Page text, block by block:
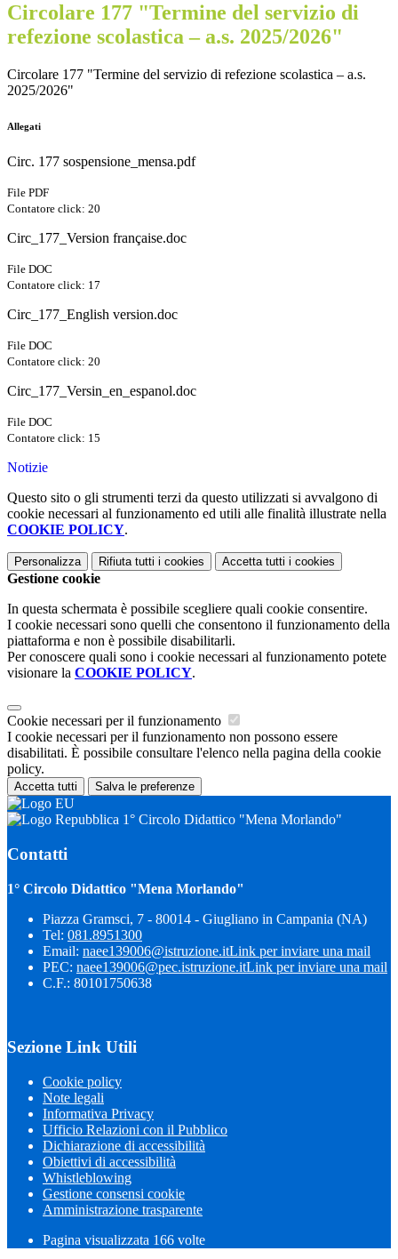
Circolare 177 "Termine del servizio di
refezione scolastica – a.s. 2025/2026"
Circolare 177 "Termine del servizio di refezione scolastica – a.s.
2025/2026"
Allegati
Circ. 177 sospensione_mensa.pdf
File PDF
Contatore click: 20
Circ_177_Version française.doc
File DOC
Contatore click: 17
Circ_177_English version.doc
File DOC
Contatore click: 20
Circ_177_Versin_en_espanol.doc
File DOC
Contatore click: 15
Notizie
Questo sito o gli strumenti terzi da questo utilizzati si avvalgono di
cookie necessari al funzionamento ed utili alle finalità illustrate nella
COOKIE POLICY.
Personalizza Rifiuta tutti i cookies Accetta tutti i cookies
Gestione cookie
In questa schermata è possibile scegliere quali cookie consentire.
I cookie necessari sono quelli che consentono il funzionamento della
piattaforma e non è possibile disabilitarli.
Per conoscere quali sono i cookie necessari al funzionamento potete
visionare la COOKIE POLICY.
Cookie necessari per il funzionamento
I cookie necessari per il funzionamento non possono essere
disabilitati. È possibile consultare l'elenco nella pagina della cookie
policy.
Accetta tutti Salva le preferenze
1° Circolo Didattico "Mena Morlando"
Contatti
1° Circolo Didattico "Mena Morlando"
Piazza Gramsci, 7 - 80014 - Giugliano in Campania (NA)
Tel: 081.8951300
Email: naee139006@istruzione.itLink per inviare una mail
PEC: naee139006@pec.istruzione.itLink per inviare una mail
C.F.: 80101750638
Sezione Link Utili
Cookie policy
Note legali
Informativa Privacy
Ufficio Relazioni con il Pubblico
Dichiarazione di accessibilità
Obiettivi di accessibilità
Whistleblowing
Gestione consensi cookie
Amministrazione trasparente
Pagina visualizzata 166 volte